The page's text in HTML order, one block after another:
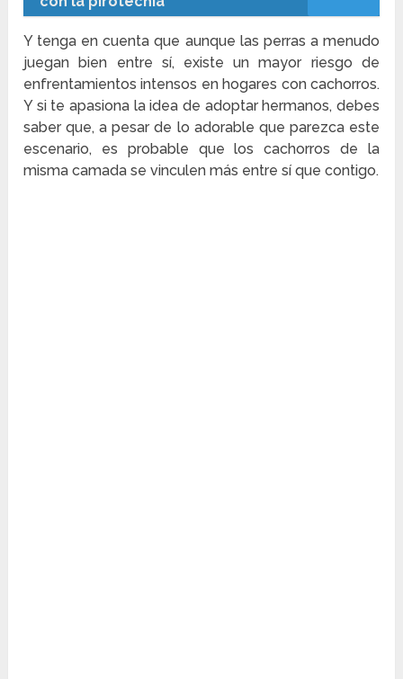
Y tenga en cuenta que aunque las perras a menudo
juegan bien entre sí, existe un mayor riesgo de
enfrentamientos intensos en hogares con cachorros.
Y si te apasiona la idea de adoptar hermanos, debes
saber que, a pesar de lo adorable que parezca este
escenario, es probable que los cachorros de la
misma camada se vinculen más entre sí que contigo.